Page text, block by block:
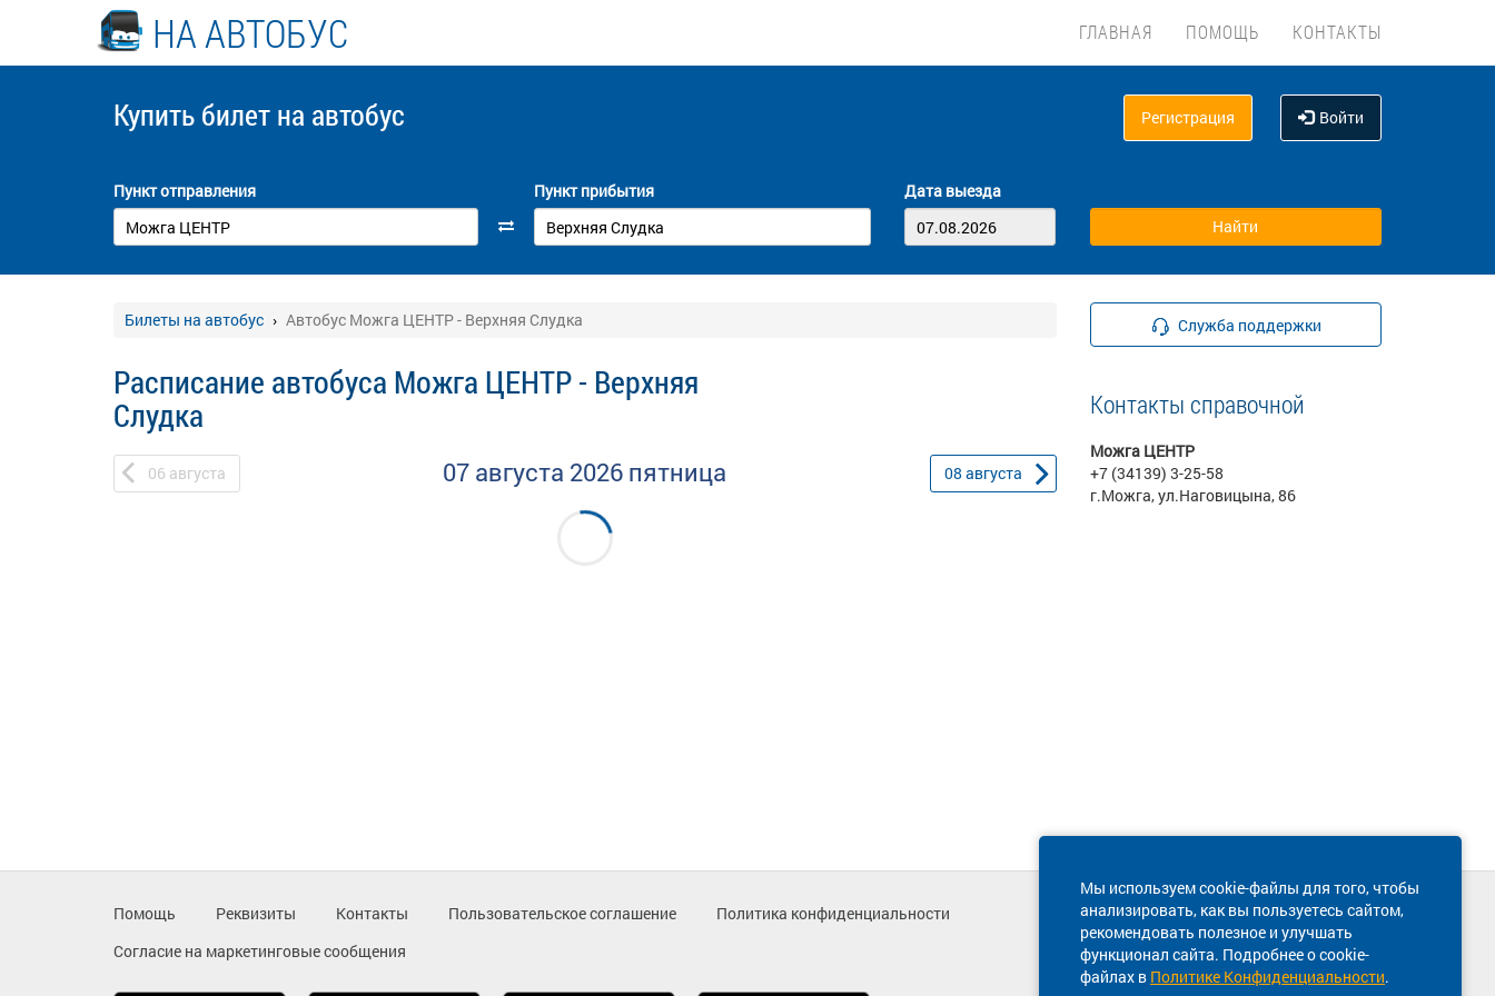
НА АВТОБУС ГЛАВНАЯ ПОМОЩЬ КОНТАКТЫ
Купить билет на автобус Регистрация Войти
Пункт отправления Пункт прибытия Дата выезда
Билеты на автобус Автобус Можга ЦЕНТР - Верхняя Слудка
Расписание автобуса Можга ЦЕНТР - Верхняя
Слудка
06 августа 07 августа 2026 пятница 08 августа
Служба поддержки
Контакты справочной
Можга ЦЕНТР
+7 (34139) 3-25-58
г.Можга, ул.Наговицына, 86
Мы используем cookie-файлы для того, чтобы
анализировать, как вы пользуетесь сайтом,
рекомендовать полезное и улучшать
функционал сайта. Подробнее о cookie-
файлах в Политике Конфиденциальности.
Помощь Реквизиты Контакты Пользовательское соглашение
Политика конфиденциальности
Согласие на маркетинговые сообщения
Техническая поддержка сайта
8 800 600-03-38